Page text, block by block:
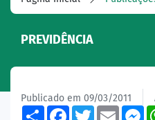
PREVIDÊNCIA
Publicado em 09/03/2011
ShareFacebook
TwitterEmail